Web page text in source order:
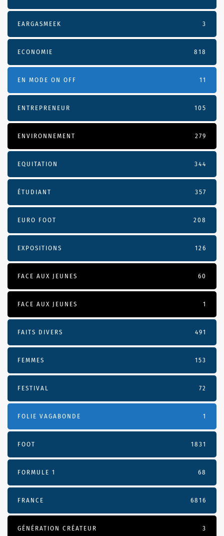
EARGASMEEK 3
ECONOMIE 818
EN MODE ON OFF 11
ENTREPRENEUR 105
ENVIRONNEMENT 279
EQUITATION 344
ÉTUDIANT 357
EURO FOOT 208
EXPOSITIONS 126
FACE AUX JEUNES 60
FACE AUX JEUNES 1
FAITS DIVERS 491
FEMMES 153
FESTIVAL 72
FOLIE VAGABONDE 1
FOOT 1831
FORMULE 1 68
FRANCE 6816
GÉNÉRATION CRÉATEUR 3